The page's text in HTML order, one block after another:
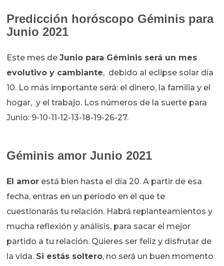
Predicción horóscopo Géminis para
Junio 2021
Este mes deJunio para Géminis será un mes
evolutivo y cambiante, debido al eclipse solar día
10. Lo más importante será: el dinero, la familia y el
hogar, y el trabajo. Los números de la suerte para
Junio: 9-10-11-12-13-18-19-26-27.
Géminis amor Junio 2021
El amor está bien hasta el día 20. A partir de esa
fecha, entras en un periodo en el que te
cuestionarás tu relación. Habrá replanteamientos y
mucha reflexión y análisis, para sacar el mejor
partido a tu relación. Quieres ser feliz y disfrutar de
la vida. Si estás soltero, no será un buen momento